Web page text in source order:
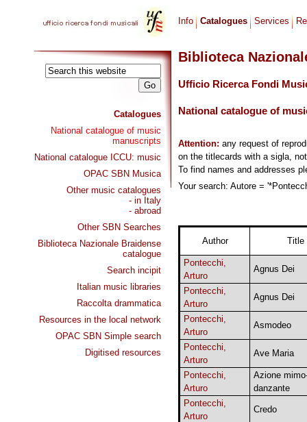
Catalogues
National catalogue of music
manuscripts
National catalogue ICCU: music
OPAC SBN Musica
Other music catalogues
- in Italy
- abroad
Other SBN Searches
Biblioteca Nazionale Braidense
catalogue
Search incipit
Italian music libraries
Raccolta drammatica
Resources in the local network
OPAC SBN Simple search
Digitised resources
Info Catalogues Services
Biblioteca
Ufficio Ricerca Fondi
National catalogue of
Attention: any request of
on the titlecards with a sigla,
To find names and addresses
Your search: Autore =
Author Title
Pontecchi,
Arturo
Agnus Dei
Pontecchi,
Arturo
Agnus Dei
Pontecchi,
Arturo
Asmodeo
Pontecchi,
Arturo
Ave Maria
Pontecchi,
Arturo
Azione
danzante
Pontecchi,
Arturo
Credo